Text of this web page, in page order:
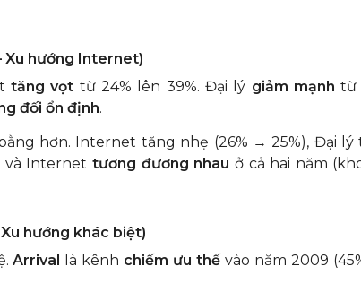
Xu hướng Internet)
tăng vọt từ 24% lên 39%. Đại lý giảm mạnh từ
đối ổn định.
hơn. Internet tăng nhẹ (26% → 25%), Đại lý
và Internet tương đương nhau ở cả hai năm
hướng khác biệt)
Arrival là kênh chiếm ưu thếvào năm 2009